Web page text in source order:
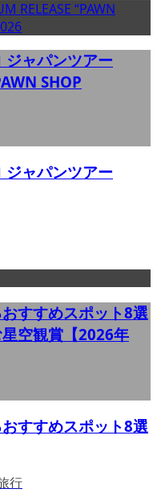
ジャパンツアー
SHOP
ジャパンツアー
すすめスポット8選
空観賞【2026年
すすめスポット8選
行